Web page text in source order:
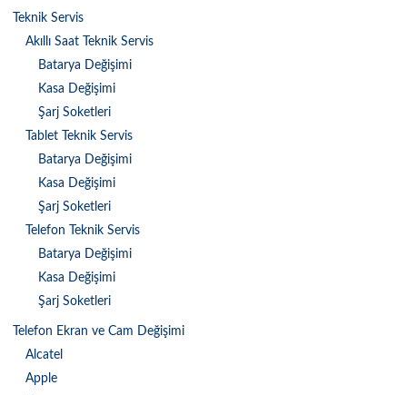
Teknik Servis
Akıllı Saat Teknik Servis
Batarya Değişimi
Kasa Değişimi
Şarj Soketleri
Tablet Teknik Servis
Batarya Değişimi
Kasa Değişimi
Şarj Soketleri
Telefon Teknik Servis
Batarya Değişimi
Kasa Değişimi
Şarj Soketleri
Telefon Ekran ve Cam Değişimi
Alcatel
Apple